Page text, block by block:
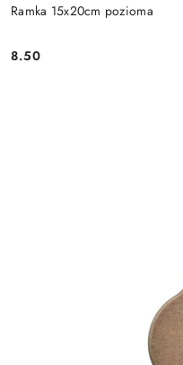
Ramka 15x20cm pozioma
Cena:
8.50